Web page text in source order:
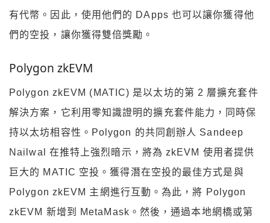
有代幣。因此，使用他們的 DApps 也可以讓你獲得他
們的空投，讓你獲得雙倍獎勵。
Polygon zkEVM
Polygon zkEVM (MATIC) 是以太坊的第 2 層擴充套件
解決方案，它利用零知識證明的擴充套件能力，同時保
持以太坊相容性。Polygon 的共同創辦人 Sandeep
Nailwal 在推特上強烈暗示，將為 zkEVM 使用者提供
巨大的 MATIC 空投。獲得潛在空投的最佳方式是與
Polygon zkEVM 主網進行互動。為此，將 Polygon
zkEVM 新增到 MetaMask。然後，通過本地網橋或第